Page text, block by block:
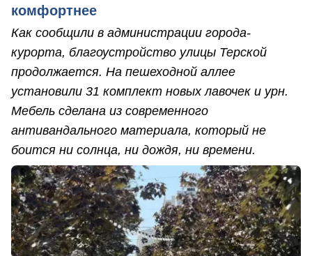
комфортнее
Как сообщили в администрации города-
курорта, благоустройство улицы Терской
продолжается. На пешеходной аллее
установили 31 комплект новых лавочек и урн.
Мебель сделана из современного
антивандального материала, который не
боится ни солнца, ни дождя, ни времени.